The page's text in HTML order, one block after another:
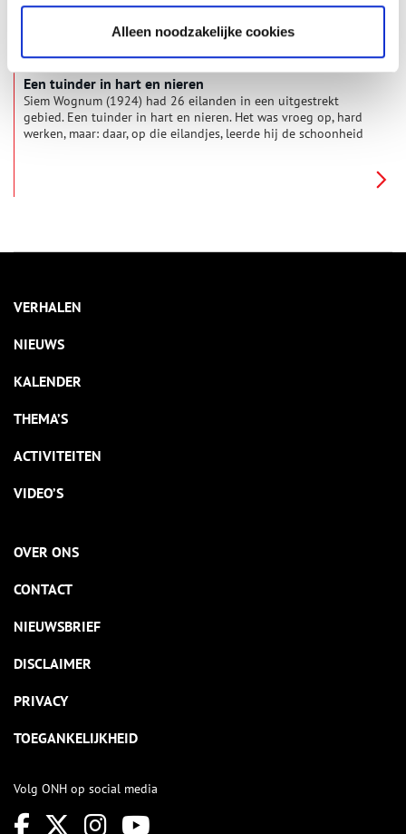
Alleen noodzakelijke cookies
Een tuinder in hart en nieren
Siem Wognum (1924) had 26 eilanden in een uitgestrekt
gebied. Een tuinder in hart en nieren. Het was vroeg op, hard
werken, maar: daar, op die eilandjes, leerde hij de schoonheid
VERHALEN
NIEUWS
KALENDER
THEMA’S
ACTIVITEITEN
VIDEO’S
OVER ONS
CONTACT
NIEUWSBRIEF
DISCLAIMER
PRIVACY
TOEGANKELIJKHEID
Volg ONH op social media